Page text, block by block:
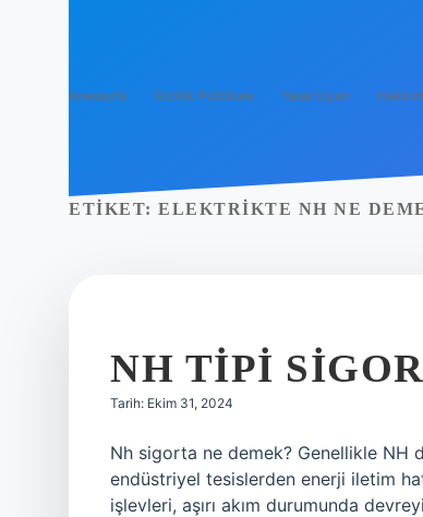
Anasayfa Gizlilik Politikası Yasal Uyarı
ETIKET: ELEKTRIKTE NH NE
NH TIPI
Tarih: Ekim 31, 2024
Nh sigorta ne demek? Genellikle NH
endüstriyel tesislerden enerji iletim
işlevleri, aşırı akım durumunda